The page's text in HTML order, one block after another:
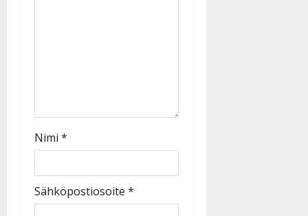
Nimi *
Sähköpostiosoite *